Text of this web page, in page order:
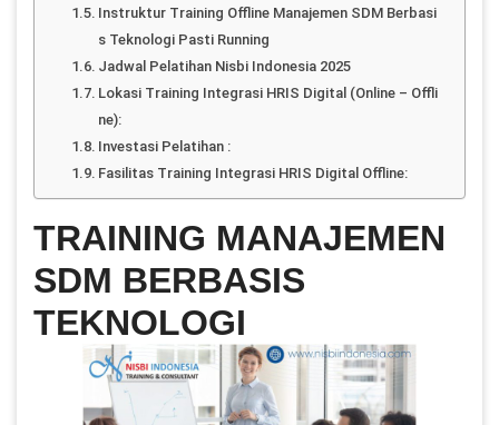
Instruktur Training Offline Manajemen SDM Berbasi
s Teknologi Pasti Running
Jadwal Pelatihan Nisbi Indonesia 2025
Lokasi Training Integrasi HRIS Digital (Online – Offli
ne):
Investasi Pelatihan :
Fasilitas Training Integrasi HRIS Digital Offline:
TRAINING MANAJEMEN
SDM BERBASIS
TEKNOLOGI